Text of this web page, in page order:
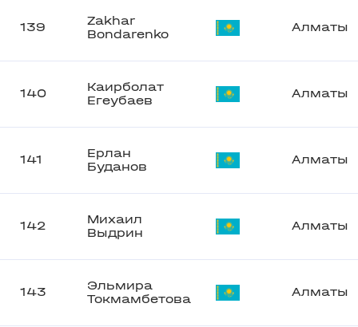
139
Zakhar
Bondarenko
Алматы
140
Каирболат
Егеубаев
Алматы
141
Ерлан
Буданов
Алматы
142
Михаил
Выдрин
Алматы
143
Эльмира
Токмамбетова
Алматы